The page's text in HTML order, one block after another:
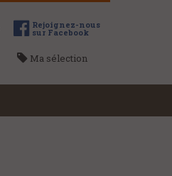
Rejoignez-nous
sur Facebook
Ma sélection